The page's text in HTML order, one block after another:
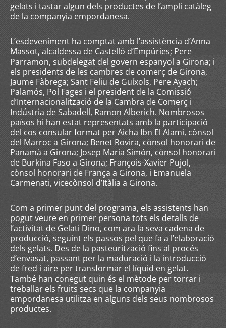
gelats i tastar algun dels productes de l’ampli catàleg
de la companyia empordanesa.
L’esdeveniment ha comptat amb l’assistència d’Anna
Massot, alcaldessa de Castelló d’Empúries; Pere
Parramon, subdelegat del govern espanyol a Girona; i
els presidents de les cambres de comerç de Girona,
Jaume Fàbrega; Sant Feliu de Guíxols, Pere Ayach;
Palamós, Pol Fages i el president de la Comissió
d’Internacionalització de la Cambra de Comerç i
Indústria de Sabadell, Ramon Alberich. Nombrosos
països hi han estat representats amb la participació
del cos consular format per Aicha Ibn El Alami, cònsol
del Marroc a Girona; Benet Rovira, cònsol honorari de
Panamà a Girona; Josep Maria Simón, cònsol honorari
de Burkina Faso a Girona; François-Xavier Pujol,
cònsol honorari de França a Girona, i Emanuela
Carmenati, vicecònsol d’Itàlia a Girona.
Com a primer punt del programa, els assistents han
pogut veure en primer persona tots els detalls de
l’activitat de Gelati Dino, com ara la seva cadena de
producció, seguint els passos pel que fa a l’elaboració
dels gelats. Des de la pasteurització fins al procés
d’envasat, passant per la maduració i la introducció
de fred i aire per transformar el líquid en gelat.
També han conegut quin és el mètode per torrar i
treballar els fruits secs que la companyia
empordanesa utilitza en alguns dels seus nombrosos
productes.